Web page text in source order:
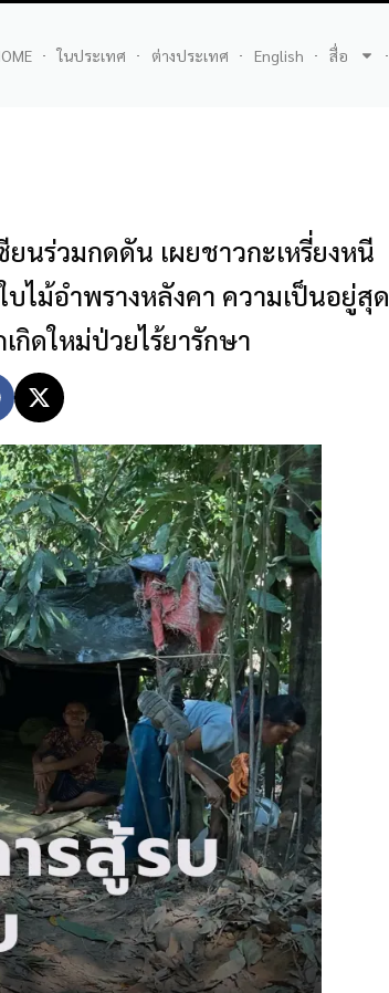
ในประเทศ ต่างประเทศ English สื่อ
นร่วมกดดัน เผยชาวกะเหรี่ยงหนี
ไม้อำพรางหลังคา ความเป็นอยู่สุด
ดใหม่ป่วยไร้ยารักษา